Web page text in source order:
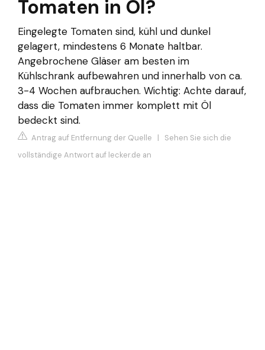
Tomaten in Öl?
Eingelegte Tomaten sind, kühl und dunkel
gelagert, mindestens 6 Monate haltbar.
Angebrochene Gläser am besten im
Kühlschrank aufbewahren und innerhalb von ca.
3-4 Wochen aufbrauchen. Wichtig: Achte darauf,
dass die Tomaten immer komplett mit Öl
bedeckt sind.
Antrag auf Entfernung der Quelle | Sehen Sie sich die
vollständige Antwort auf lecker.de an